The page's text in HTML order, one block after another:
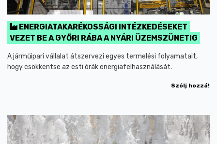
ENERGIATAKARÉKOSSÁGI INTÉZKEDÉSEKET
VEZET BE A GYŐRI RÁBA A NYÁRI ÜZEMSZÜNETIG
A járműipari vállalat átszervezi egyes termelési folyamatait,
hogy csökkentse az esti órák energiafelhasználását.
Szólj hozzá!